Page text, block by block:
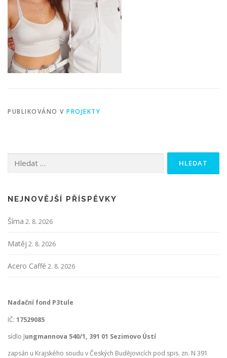
PUBLIKOVÁNO V PROJEKTY
NEJNOVĚJŠÍ PŘÍSPĚVKY
Šíma 2. 8. 2026
Matěj 2. 8. 2026
Acero Caffé 2. 8. 2026
Nadační fond P3tule
IČ: 17529085
sídlo Jungmannova 540/1, 391 01 Sezimovo Ústí
zapsán u Krajského soudu v Českých Budějovicích pod spis. zn. N 391